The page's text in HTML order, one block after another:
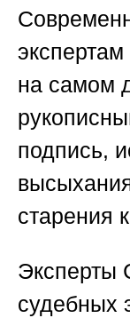
на самом
подпись,
старения
Эксперты
судебных